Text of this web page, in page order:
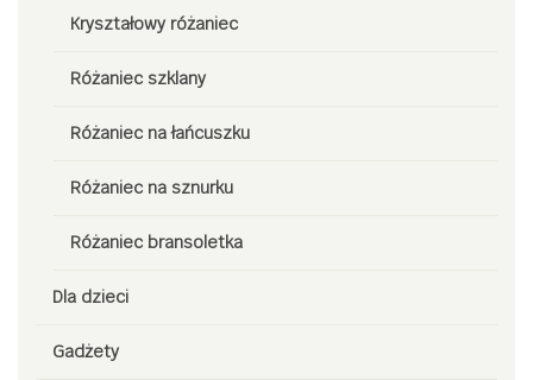
Kryształowy różaniec
Różaniec szklany
Różaniec na łańcuszku
Różaniec na sznurku
Różaniec bransoletka
Dla dzieci
Gadżety